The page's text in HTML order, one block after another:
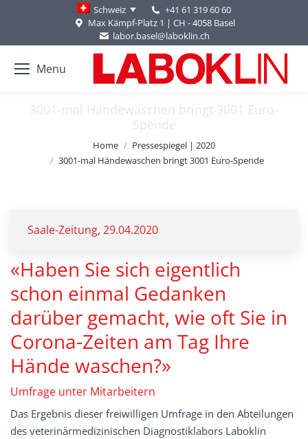
Schweiz
+41 61 319 60 60
Max Kämpf-Platz 1 | CH - 4058 Basel
labor.basel@laboklin.ch
Menu
3001-mal Händewaschen bringt 3001 Euro-
Spende
Home
Pressespiegel | 2020
3001-mal Händewaschen bringt 3001 Euro-Spende
Saale-Zeitung, 29.04.2020
«Haben Sie sich eigentlich
schon einmal Gedanken
darüber gemacht, wie oft Sie in
Corona-Zeiten am Tag Ihre
Hände waschen?»
Umfrage unter Mitarbeitern
Das Ergebnis dieser freiwilligen Umfrage in den Abteilungen
des veterinärmedizinischen Diagnostiklabors Laboklin